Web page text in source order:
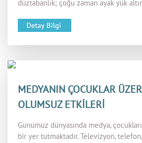
düztabanlık; çoğu zaman ayak yük
MEDYANIN ÇOCUKLAR
OLUMSUZ ETKİLERİ
Günümüz dünyasında medya,
bir yer tutmaktadır. Televizyon,